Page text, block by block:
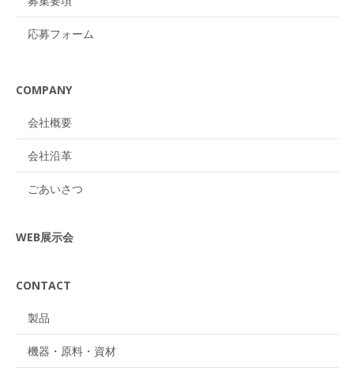
応募フォーム
COMPANY
会社概要
会社沿革
ごあいさつ
WEB展示会
CONTACT
製品
機器・原料・資材